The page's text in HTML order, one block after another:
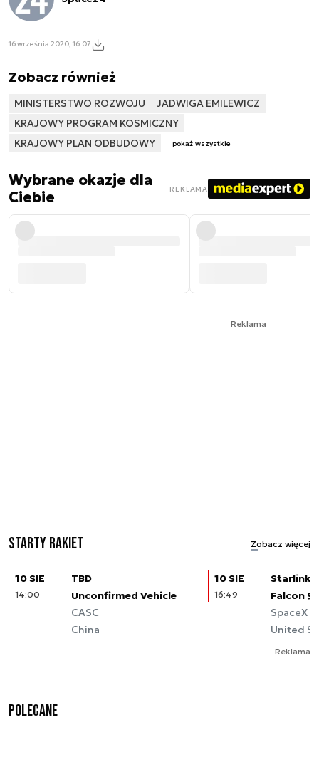
16 września 2020, 16:07
Zobacz również
MINISTERSTWO ROZWOJU
JADWIGA EMILEWICZ
KRAJOWY PROGRAM KOSMICZNY
KRAJOWY PLAN ODBUDOWY
pokaż wszystkie
Wybrane okazje dla
Ciebie
REKLAMA
Reklama
Starty rakiet Zobacz więcej
10 SIE
14:00
TBD
Unconfirmed Vehicle
CASC
China
10 SIE
16:49
Starlink
Falcon 9
SpaceX
United
Reklama
Polecane